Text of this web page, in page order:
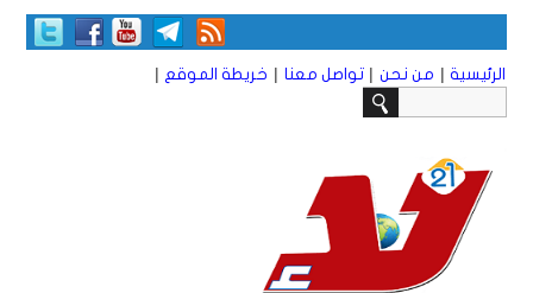
الرئيسية | من نحن | تواصل معنا | خريطة الموقع |